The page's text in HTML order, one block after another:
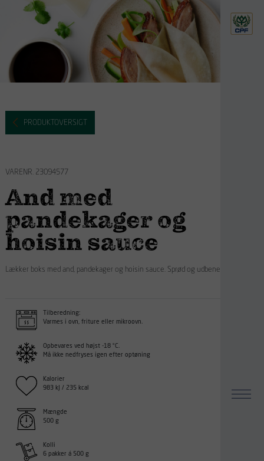
PRODUKTOVERSIGT
VARENR. 23094577
And med
pandekager og
hoisin sauce
Lækker boks med and, pandekager og hoisin sauce. Sprød og udbenet and.
Tilberedning:
Varmes i ovn, friture eller mikroovn.
Opbevares ved højst -18 °C.
Må ikke nedfryses igen efter optøning
Kalorier
983 kJ / 235 kcal
Mængde
500 g
Kolli
6 pakker á 500 g